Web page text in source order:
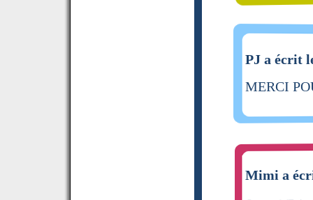
PJ a écrit
MERCI
Mimi a